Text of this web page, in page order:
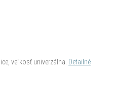
veľkosť univerzálna. Detailné